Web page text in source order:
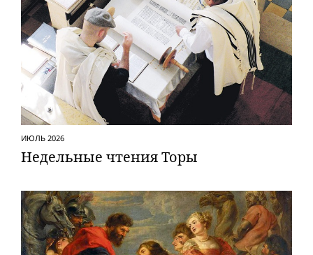
ИЮЛЬ 2026
Недельные чтения Торы